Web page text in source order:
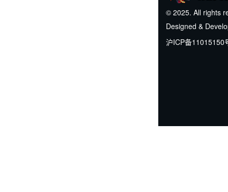
© 2025. All rights
Designed &
沪ICP备11015150